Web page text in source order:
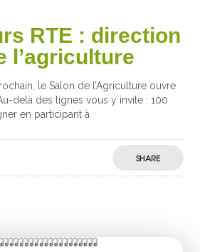
RTE : direction
l’agriculture
le Salon de l’Agriculture ouvre
delà des lignes vous y invite : 100
en participant à
SHARE